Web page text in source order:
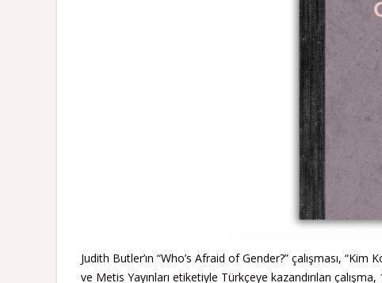
Judith Butler’ın “Who’s Afraid of Gender?” çalışması,
ve Metis Yayınları etiketiyle Türkçeye kazandırılan